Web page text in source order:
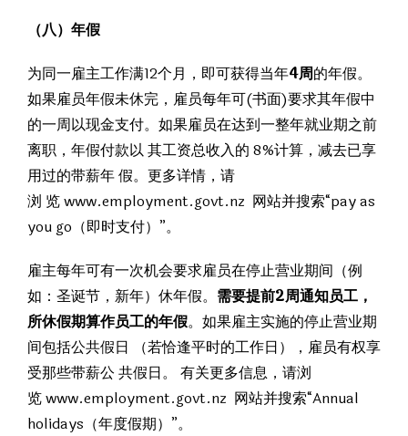
（八）年假
为同一雇主工作满12个月，即可获得当年4周的年假。
如果雇员年假未休完，雇员每年可(书面)要求其年假中
的一周以现金支付。如果雇员在达到一整年就业期之前
离职，年假付款以 其工资总收入的 8%计算，减去已享
用过的带薪年 假。更多详情，请
浏 览 www.employment.govt.nz 网站并搜索“pay as
you go（即时支付）”。
雇主每年可有一次机会要求雇员在停止营业期间（例
如：圣诞节，新年）休年假。 需要提前2周通知员工，
所休假期算作员工的年假。如果雇主实施的停止营业期
间包括公共假日 （若恰逢平时的工作日），雇员有权享
受那些带薪公 共假日。 有关更多信息，请浏
览 www.employment.govt.nz 网站并搜索“Annual
holidays（年度假期）”。